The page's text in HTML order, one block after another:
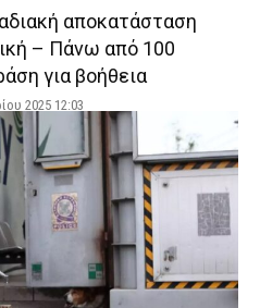
αποκατάσταση
– Πάνω από 100
για βοήθεια
2025 12:03